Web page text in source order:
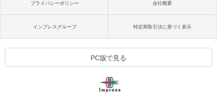
プライバシーポリシー 会社概要
インプレスグループ 特定商取引法に基づく表示
PC版で見る